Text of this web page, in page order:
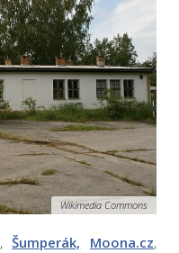
Wikimedia Commons
,Šumperák, Moona.cz,